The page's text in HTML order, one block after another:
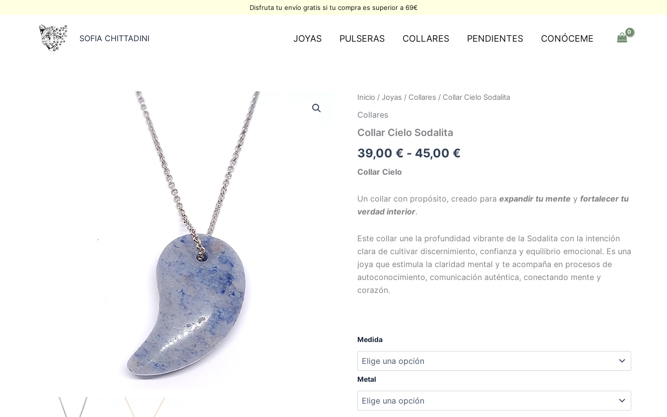
Disfruta tu envío gratis si tu compra es superior a 69€
SOFIA CHITTADINI JOYAS PULSERAS COLLARES PENDIENTES CONÓCEME
Inicio / Joyas / Collares / Collar Cielo Sodalita
Collares
Collar Cielo Sodalita
39,00 € - 45,00 €
Rango
hasta
Collar Cielo
Un collar con propósito, creado para expandir tu mente y fortalecer tu
verdad interior.
Este collar une la profundidad vibrante de la Sodalita con la intención
clara de cultivar discernimiento, confianza y equilibrio emocional. Es una
joya que estimula la claridad mental y te acompaña en procesos de
autoconocimiento, comunicación auténtica, conectando mente y
corazón.
Medida
Metal
Collar
Sodalita